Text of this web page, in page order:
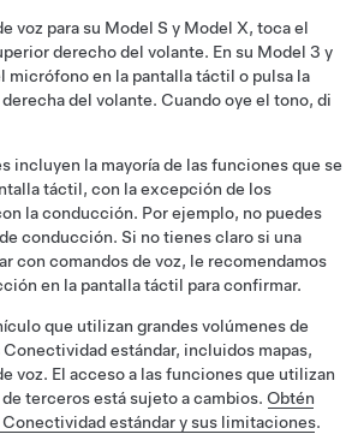
voz para su Model S y Model X, toca el
derecho del volante. En su Model 3 y
micrófono en la pantalla táctil o pulsa la
del volante. Cuando oye el tono, di
incluyen la mayoría de las funciones que se
táctil, con la excepción de los
la conducción. Por ejemplo, no puedes
conducción. Si no tienes claro si una
con comandos de voz, le recomendamos
en la pantalla táctil para confirmar.
que utilizan grandes volúmenes de
estándar, incluidos mapas,
voz. El acceso a las funciones que utilizan
terceros está sujeto a cambios. Obtén
estándar y sus limitaciones.